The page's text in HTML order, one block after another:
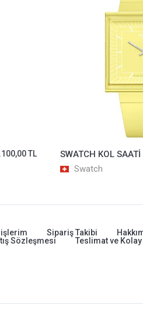
TL
Swatch
Sipariş Takibi
Sözleşmesi Teslimat ve